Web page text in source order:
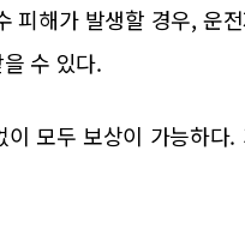
피해가 발생할 경우, 운
수 있다.
모두 보상이 가능하다.